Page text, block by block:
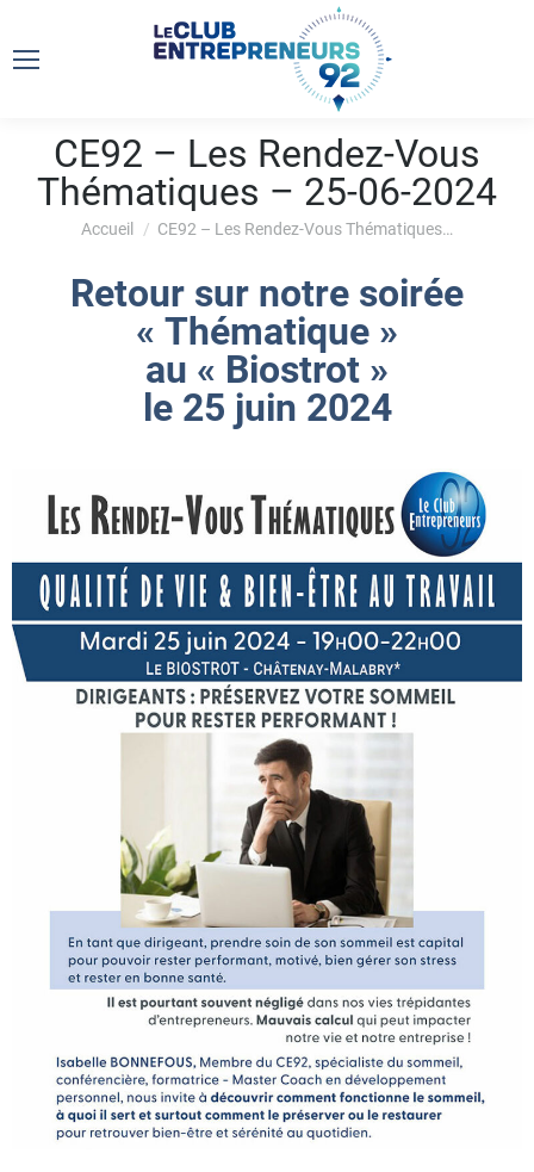
CE92 – Les Rendez-Vous
Thématiques – 25-06-2024
Vous êtes ici :
Accueil CE92 – Les Rendez-Vous Thématiques…
Retour sur notre soirée
« Thématique »
au « Biostrot »
le 25 juin 2024